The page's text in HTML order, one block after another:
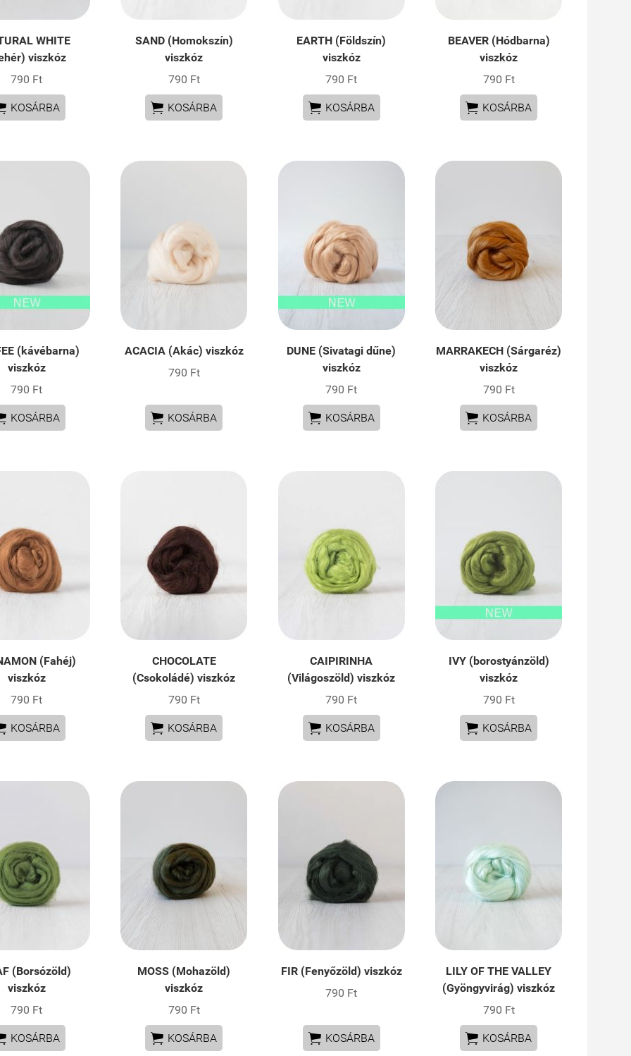
WHITE
viszkóz
790 Ft
KOSÁRBA
SAND (Homokszín)
viszkóz
790 Ft
 KOSÁRBA
EARTH (Földszín)
viszkóz
790 Ft
 KOSÁRBA
BEAVER (Hódbarna)
viszkóz
790 Ft
 KOSÁRBA
(kávébarna)
viszkóz
790 Ft
KOSÁRBA
ACACIA (Akác) viszkóz
790 Ft
 KOSÁRBA
DUNE (Sivatagi dűne)
viszkóz
790 Ft
 KOSÁRBA
MARRAKECH (Sárgaréz)
viszkóz
790 Ft
 KOSÁRBA
(Fahéj)
viszkóz
790 Ft
KOSÁRBA
CHOCOLATE
(Csokoládé) viszkóz
790 Ft
 KOSÁRBA
CAIPIRINHA
(Világoszöld) viszkóz
790 Ft
 KOSÁRBA
IVY (borostyánzöld)
viszkóz
790 Ft
 KOSÁRBA
(Borsózöld)
viszkóz
790 Ft
KOSÁRBA
MOSS (Mohazöld)
viszkóz
790 Ft
 KOSÁRBA
FIR (Fenyőzöld) viszkóz
790 Ft
 KOSÁRBA
LILY OF THE VALLEY
(Gyöngyvirág) viszkóz
790 Ft
 KOSÁRBA